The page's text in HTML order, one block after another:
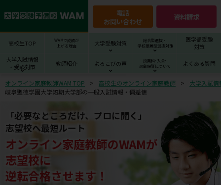
電話
お問い合わせ
資料請求
高校生TOP
WAMで成績が
上がる理由
大学受験対策
総合型選抜・
学校推薦型選抜対策
医学部受験
対策
大学入試情報
・受験対策
教師紹介 よろこびの声
授業料･入会･
返金保証について
よくある質問
オンライン家庭教師WAM TOP 高校生のオンライン家庭教師
大学入試
岐阜聖徳学園大学短期大学部の一般入試情報・偏差値
「必要なところだけ、プロに聞く」
志望校へ最短ルート
オンライン家庭教師のWAMが
志望校に
逆転合格させます！